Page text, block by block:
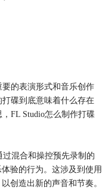
的表演形式和音乐创作
碟到底意味着什么存在
FL Studio怎么制作打碟
混合和操控预先录制的
验的行为。这涉及到使用
创造出新的声音和节奏。